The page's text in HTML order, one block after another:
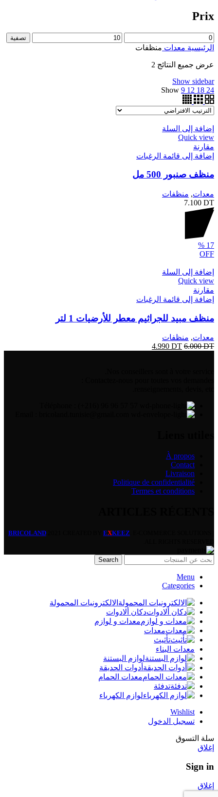
Prix
تصفية
الرئيسية معدات منظفات
عرض جميع النتائج 2
Show sidebar
Show 9 12 18 24
إضافة إلى السلة
Quick view
مقارنة
إضافة إلى قائمة الرغبات
منظف ​​صنبور 500 مل
معدات, منظفات
7.100 DT
17
%
OFF
إضافة إلى السلة
Quick view
مقارنة
إضافة إلى قائمة الرغبات
منظف ​​مبيد للجراثيم معطر للأرضيات 1 لتر
معدات, منظفات
6.000DT
4.990 DT
À propos
Contact
Livraison
Politique de confidentialité
Termes et conditions
BRICOLAND EXKEEZ
Search
Menu
Categories
الالكترونيات المحمولة
دكان ألادوات
معدات و لوازم
معدات
تأثيث
معدات البناء
لوازم البستنة
أدوات الحديقة
معدات الحمام
تدفئة
لوازم الكهرباء
Wishlist
تسجيل الدخول
سلة التسوق
إغلاق
Sign in
إغلاق